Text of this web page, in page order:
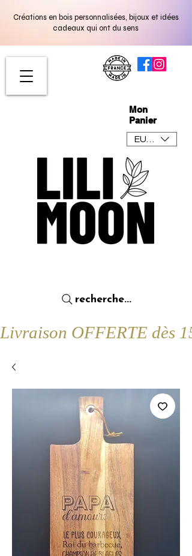
Créations en bois personnalisées, bijoux et idées
cadeaux qui ont du sens
Mon
Panier
EUR (€)
recherche...
Livraison OFFERTE dès